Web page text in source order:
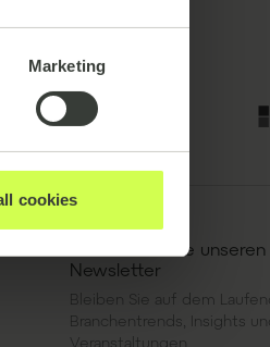
Marketing
cookies
Abonnieren Sie unseren
Newsletter
Bleiben Sie auf dem
Branchentrends, Insights
Veranstaltungen.